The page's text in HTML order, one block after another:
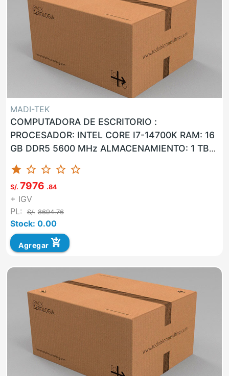
MADI-TEK
COMPUTADORA DE ESCRITORIO :
PROCESADOR: INTEL CORE I7-14700K RAM: 16
GB DDR5 5600 MHz ALMACENAMIENTO: 1 TB
SSD LAN: SI WLAN: SI USB: SI VGA: NO HDMI: ...
star star_border star_border star_border star_border
S/. 7976 .84
+ IGV
PL:
S/. 8694.76
Stock: 0.00
Agregar add_shopping_cart